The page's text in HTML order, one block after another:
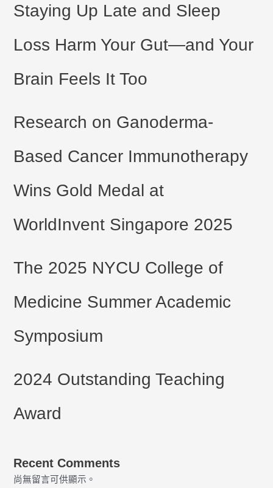
Staying Up Late and Sleep
Loss Harm Your Gut—and Your
Brain Feels It Too
Research on Ganoderma-
Based Cancer Immunotherapy
Wins Gold Medal at
WorldInvent Singapore 2025
The 2025 NYCU College of
Medicine Summer Academic
Symposium
2024 Outstanding Teaching
Award
Recent Comments
尚無留言可供顯示。